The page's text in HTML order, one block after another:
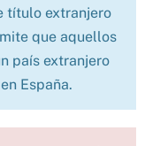
título extranjero
que aquellos
país extranjero
España.